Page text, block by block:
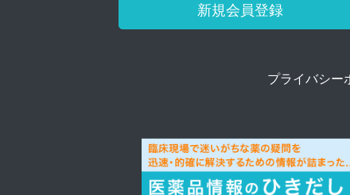
新規会員登録
プライバシー